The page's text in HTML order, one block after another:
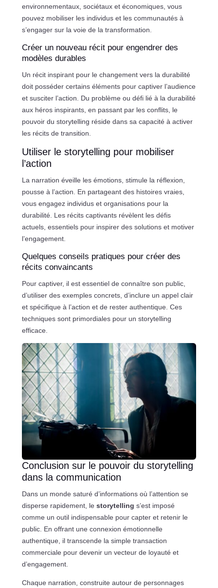
environnementaux, sociétaux et économiques, vous
pouvez mobiliser les individus et les communautés à
s’engager sur la voie de la transformation.
Créer un nouveau récit pour engendrer des
modèles durables
Un récit inspirant pour le changement vers la durabilité
doit posséder certains éléments pour captiver l’audience
et susciter l’action. Du problème ou défi lié à la durabilité
aux héros inspirants, en passant par les conflits, le
pouvoir du storytelling réside dans sa capacité à activer
les récits de transition.
Utiliser le storytelling pour mobiliser
l’action
La narration éveille les émotions, stimule la réflexion,
pousse à l’action. En partageant des histoires vraies,
vous engagez individus et organisations pour la
durabilité. Les récits captivants révèlent les défis
actuels, essentiels pour inspirer des solutions et motiver
l’engagement.
Quelques conseils pratiques pour créer des
récits convaincants
Pour captiver, il est essentiel de connaître son public,
d’utiliser des exemples concrets, d’inclure un appel clair
et spécifique à l’action et de rester authentique. Ces
techniques sont primordiales pour un storytelling
efficace.
Conclusion sur le pouvoir du storytelling
dans la communication
Dans un monde saturé d’informations où l’attention se
disperse rapidement, le storytelling s’est imposé
comme un outil indispensable pour capter et retenir le
public. En offrant une connexion émotionnelle
authentique, il transcende la simple transaction
commerciale pour devenir un vecteur de loyauté et
d’engagement.
Chaque narration, construite autour de personnages